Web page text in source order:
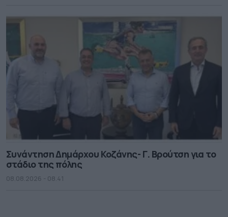
Συνάντηση Δημάρχου Κοζάνης- Γ. Βρούτση για το
στάδιο της πόλης
08.08.2026 - 08.41